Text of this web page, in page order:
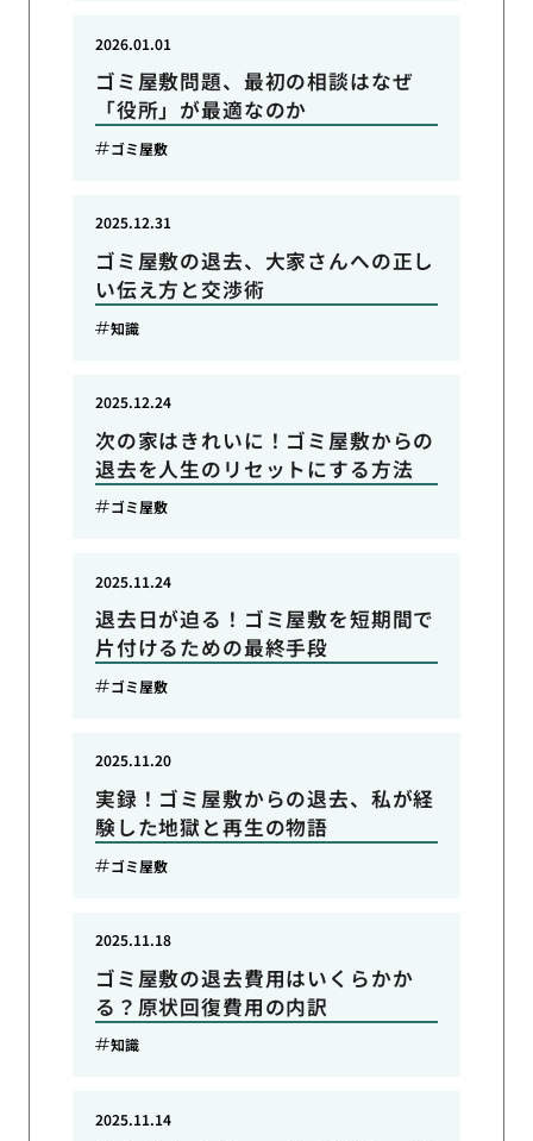
ゴミ屋敷問題、最初の相談はなぜ
「役所」が最適なのか
2026.01.01
ゴミ屋敷
ゴミ屋敷の退去、大家さんへの正し
い伝え方と交渉術
2025.12.31
知識
次の家はきれいに！ゴミ屋敷からの
退去を人生のリセットにする方法
2025.12.24
ゴミ屋敷
退去日が迫る！ゴミ屋敷を短期間で
片付けるための最終手段
2025.11.24
ゴミ屋敷
実録！ゴミ屋敷からの退去、私が経
験した地獄と再生の物語
2025.11.20
ゴミ屋敷
ゴミ屋敷の退去費用はいくらかか
る？原状回復費用の内訳
2025.11.18
知識
2025.11.14